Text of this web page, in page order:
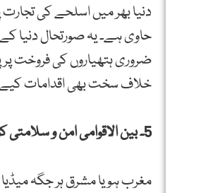
دنیا بھر میں اسلحے کی
حاوی ہے۔ یہ صورتحال دنیا
ضروری ہتھیاروں کی فروخت
خلاف سخت بھی اقدامات کیے
5۔ بین الاقوامی امن و سلامتی کو فروغ دینے کے لیے میڈیا کا مثبت کردار ضروری ہے
مغرب ہو یا مشرق ہر جگہ